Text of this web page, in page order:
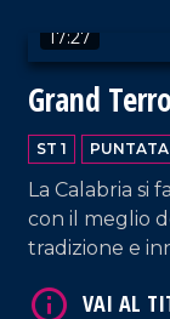
17:27
Grand
ST 1
La Calabria si
con il meglio
tradizione e
Bruno